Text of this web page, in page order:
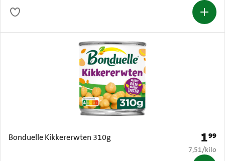
Bonduelle Kikkererwten 310g Prijs:
199
€ 7,51 per
7,51/kilo